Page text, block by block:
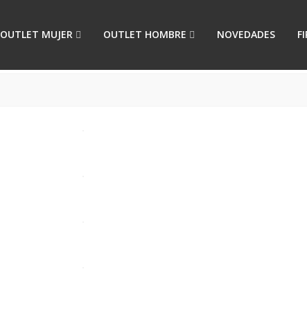
OUTLET MUJER OUTLET HOMBRE NOVEDADES